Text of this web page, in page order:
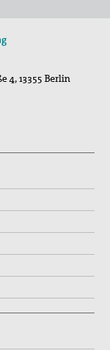
4,13355 Berlin